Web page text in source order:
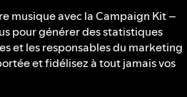
musique avec la Campaign Kit –
pour générer des statistiques
et les responsables du marketing
et fidélisez à tout jamais vos